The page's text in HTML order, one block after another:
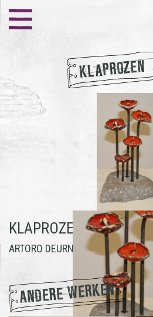
KLAPROZEN
KLAPROZEN -ANKE DE
ARTORO DEURNE
ANDERE WERKEN